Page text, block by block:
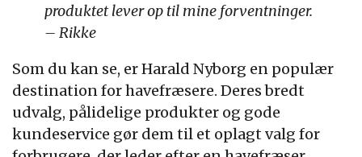
produktet lever op til mine forventninger.
– Rikke
Som du kan se, er Harald Nyborg en populær
destination for havefræsere. Deres bredt
udvalg, pålidelige produkter og gode
kundeservice gør dem til et oplagt valg for